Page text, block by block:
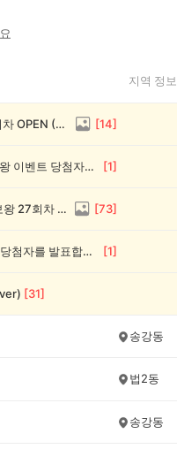
지역 정보
전원 1,000캐시! 🥳 우리 동네 썰전 14회차 OPEN (~8/17) [14]
💰[당첨자 발표] 26회차 우리 동네 정보왕 이벤트 당첨자를 발표합니다! [1]
💸 전원 2,000캐시 지급! 우리 동네 정보왕 27회차 (~8/10) [73]
💰[당첨자 발표] 우리 동네 썰전 12회차 당첨자를 발표합니다! [1]
[31]
송강동
법2동
송강동